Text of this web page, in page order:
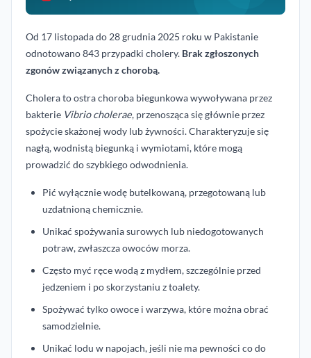
Od 17 listopada do 28 grudnia 2025 roku w Pakistanie
odnotowano 843 przypadki cholery. Brak zgłoszonych
zgonów związanych z chorobą.
Cholera to ostra choroba biegunkowa wywoływana przez
bakterie Vibrio cholerae, przenosząca się głównie przez
spożycie skażonej wody lub żywności. Charakteryzuje się
nagłą, wodnistą biegunką i wymiotami, które mogą
prowadzić do szybkiego odwodnienia.
Pić wyłącznie wodę butelkowaną, przegotowaną lub
uzdatnioną chemicznie.
Unikać spożywania surowych lub niedogotowanych
potraw, zwłaszcza owoców morza.
Często myć ręce wodą z mydłem, szczególnie przed
jedzeniem i po skorzystaniu z toalety.
Spożywać tylko owoce i warzywa, które można obrać
samodzielnie.
Unikać lodu w napojach, jeśli nie ma pewności co do